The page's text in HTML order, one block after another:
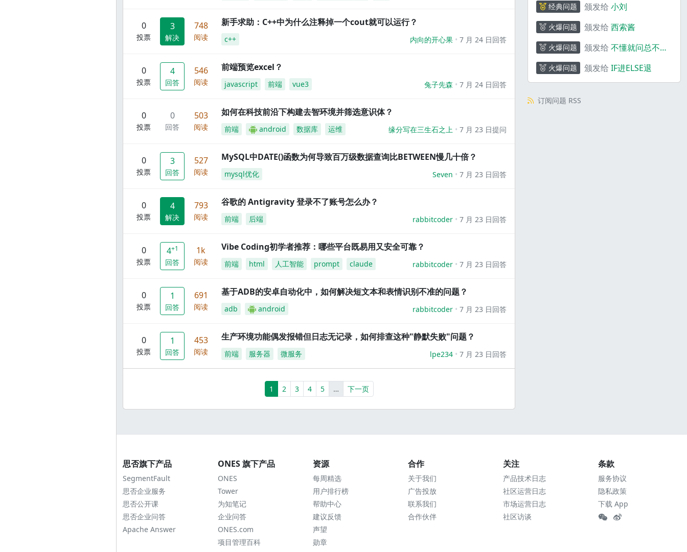
0
投票
3
解决
748
阅读
新手求助：C++中为什么注释掉一个cout就可以运行？
c++ 内向的开心果 7 月 24 日回答
0
投票
4
回答
546
阅读
前端预览excel？
javascript 前端 vue3 兔子先森 7 月 24 日回答
0
投票
0
回答
503
阅读
如何在科技前沿下构建去智环境并筛选意识体？
前端 android 数据库 运维 缘分写在三生石之上 7 月 23 日提问
0
投票
3
回答
527
阅读
MySQL中DATE()函数为何导致百万级数据查询比BETWEEN慢几十倍？
mysql优化 Seven 7 月 23 日回答
0
投票
4
解决
793
阅读
谷歌的 Antigravity 登录不了账号怎么办？
前端 后端 rabbitcoder 7 月 23 日回答
0
投票
4+1
回答
1k
阅读
Vibe Coding初学者推荐：哪些平台既易用又安全可靠？
前端 html 人工智能 prompt claude rabbitcoder 7 月 23 日回答
0
投票
1
回答
691
阅读
基于ADB的安卓自动化中，如何解决短文本和表情识别不准的问题？
adb android rabbitcoder 7 月 23 日回答
0
投票
1
回答
453
阅读
生产环境功能偶发报错但日志无记录，如何排查这种"静默失败"问题？
前端 服务器 微服务 lpe234 7 月 23 日回答
1 (current)
2 3 4 5 …More下一页
经典问题 颁发给 小刘
火爆问题 颁发给 西索酱
火爆问题 颁发给 不懂就问总不会
火爆问题 颁发给 IF进ELSE退
订阅问题 RSS
思否旗下产品
SegmentFault
思否企业服务
思否公开课
思否企业问答
Apache Answer
ONES 旗下产品
ONES
Tower
为知笔记
企业问答
ONES.com
项目管理百科
资源
每周精选
用户排行榜
帮助中心
建议反馈
声望
勋章
合作
关于我们
广告投放
联系我们
合作伙伴
关注
产品技术日志
社区运营日志
市场运营日志
社区访谈
条款
服务协议
隐私政策
下载 App